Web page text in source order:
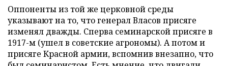
Оппоненты из той же церковной среды
указывают на то, что генерал Власов присяге
изменял дважды. Сперва семинарской присяге в
1917-м (ушел в советские агрономы). А потом и
присяге Красной армии, вспомнив внезапно, что